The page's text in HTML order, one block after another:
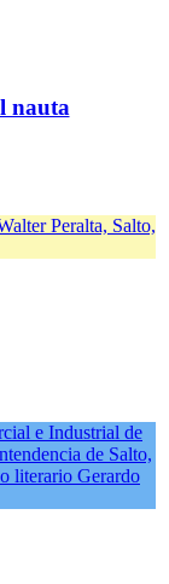
nauta